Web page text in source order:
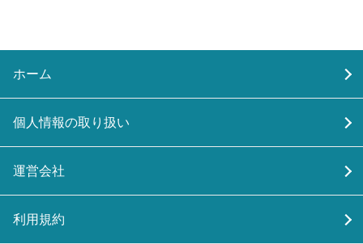
ホーム
個人情報の取り扱い
運営会社
利用規約